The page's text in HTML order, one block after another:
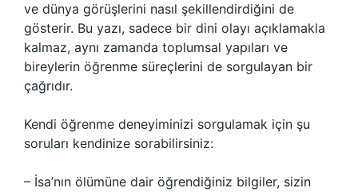
ve dünya görüşlerini nasıl şekillendirdiğini de
gösterir. Bu yazı, sadece bir dini olayı açıklamakla
kalmaz, aynı zamanda toplumsal yapıları ve
bireylerin öğrenme süreçlerini de sorgulayan bir
çağrıdır.
Kendi öğrenme deneyiminizi sorgulamak için şu
soruları kendinize sorabilirsiniz:
– İsa’nın ölümüne dair öğrendiğiniz bilgiler, sizin